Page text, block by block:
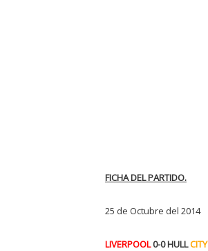
FICHA DEL PARTIDO.
25 de Octubre del 2014
LIVERPOOL0-0 HULLCITY